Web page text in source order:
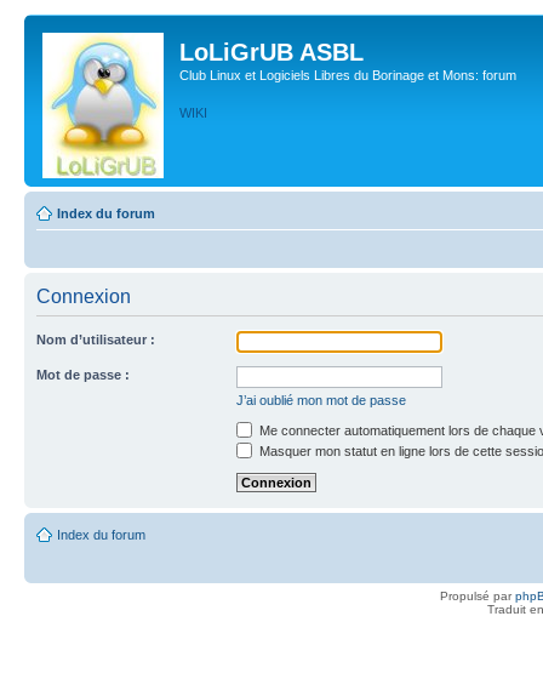
LoLiGrUB ASBL
Club Linux et Logiciels Libres du Borinage et Mons: forum
WIKI
Index du forum
Connexion
Nom d’utilisateur :
Mot de passe :
J’ai oublié mon mot de passe
Me connecter automatiquement lors de chaque
Masquer mon statut en ligne lors de cette
Index du forum
Propulsé par
Traduit